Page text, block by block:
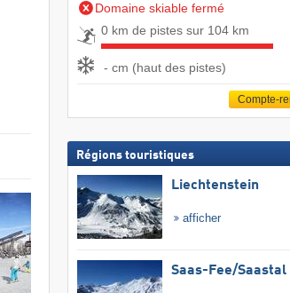
Domaine skiable fermé
0 km de pistes sur 104 km
- cm (haut des pistes)
Compte-
Régions touristiques
Liechtenstein
afficher
Saas-Fee/​Saastal